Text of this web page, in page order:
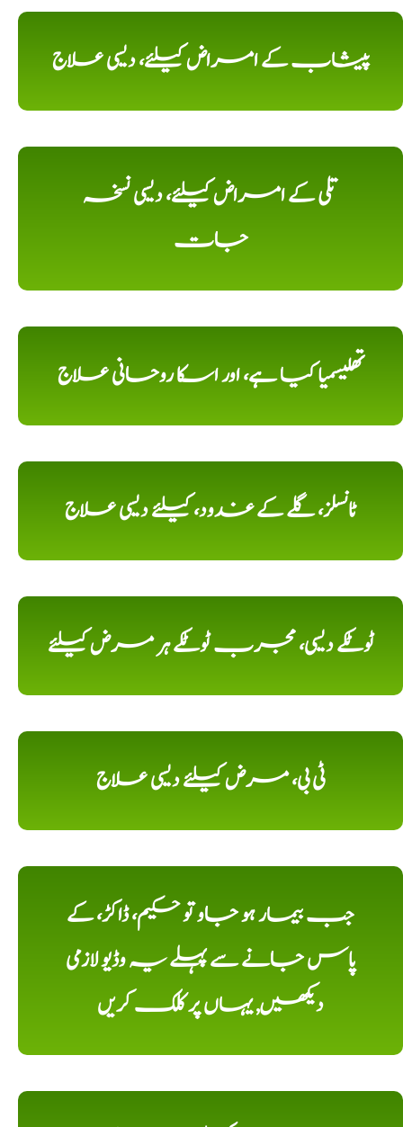
پیشاب کے امراض کیلئے، دیسی علاج
تلی کے امراض کیلئے، دیسی نسخہ
جات
تھلیسمیا کیا ہے، اور اسکا روحانی علاج
ٹانسلز، گلے کے غدود، کیلئے دیسی علاج
ٹوٹکے دیسی، مجرب ٹوٹکے ہر مرض کیلئے
ٹی بی، مرض کیلئے دیسی علاج
جب بیمار ہو جاو تو حکیم، ڈاکڑ، کے
پاس جانے سے پہلے یہ وڈیو لازمی
دیکھیں, یہاں پر کلک کریں